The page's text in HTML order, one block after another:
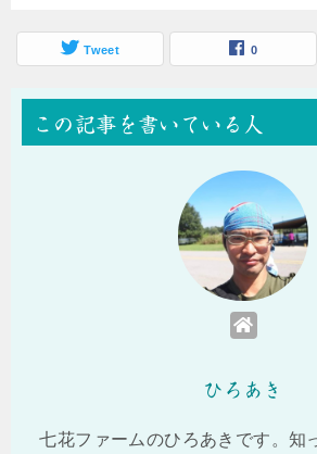
Tweet 0
この記事を書いている人
ひろあき
七花ファームのひろあきです。知